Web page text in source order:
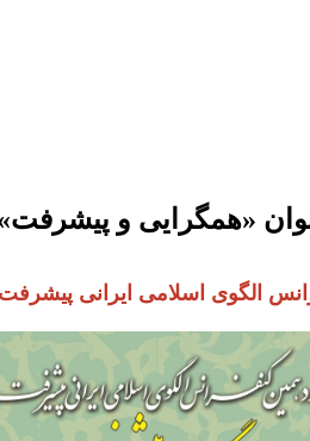
«همگرایی و
الگوی اسلامی ایرانی